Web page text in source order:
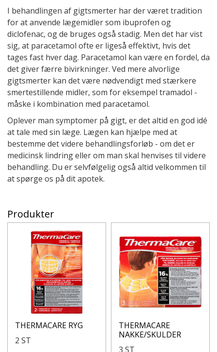
I behandlingen af gigtsmerter har der været tradition
for at anvende lægemidler som ibuprofen og
diclofenac, og de bruges også stadig. Men det har vist
sig, at paracetamol ofte er ligeså effektivt, hvis det
tages fast hver dag. Paracetamol kan være en fordel, da
det giver færre bivirkninger. Ved mere alvorlige
gigtsmerter kan det være nødvendigt med stærkere
smertestillende midler, som for eksempel tramadol -
måske i kombination med paracetamol.
Oplever man symptomer på gigt, er det altid en god idé
at tale med sin læge. Lægen kan hjælpe med at
bestemme det videre behandlingsforløb - om det er
medicinsk lindring eller om man skal henvises til videre
behandling. Du er selvfølgelig også altid velkommen til
at spørge os på dit apotek.
Produkter
THERMACARE RYG
2 ST
THERMACARE
NAKKE/SKULDER
3 ST